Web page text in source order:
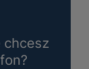
chcesz